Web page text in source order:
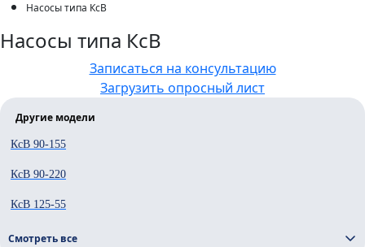
Насосы типа КсВ
Насосы типа КсВ
Записаться на консультацию
Загрузить опросный лист
Другие модели
КсВ 90-155
КсВ 90-220
КсВ 125-55
Смотреть все